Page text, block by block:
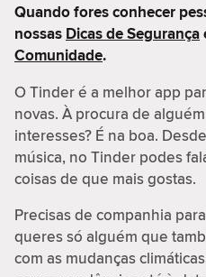
Quando fores conhecer
nossas Dicas de Segurança
Comunidade.
O Tinder é a melhor app
novas. À procura de
interesses? É na boa.
música, no Tinder podes
coisas de que mais gostas.
Precisas de companhia
queres só alguém que
com as mudanças